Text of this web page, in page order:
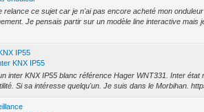
relance ce sujet car je n'ai pas encore acheté mon
Je pensais partir sur un modèle line interactive mais
IP55
KNX IP55
inter KNX IP55 blanc référence Hager WNT331. Inter état
Si sa intéresse quelqu'un. Je suis dans le Morbihan.